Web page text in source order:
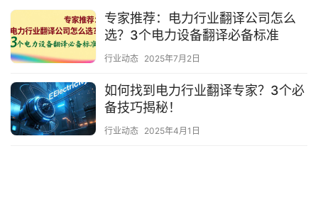
专家推荐：电力行业翻译公司怎么
选？3个电力设备翻译必备标准
行业动态 2025年7月2日
如何找到电力行业翻译专家？3个必
备技巧揭秘！
行业动态 2025年4月1日